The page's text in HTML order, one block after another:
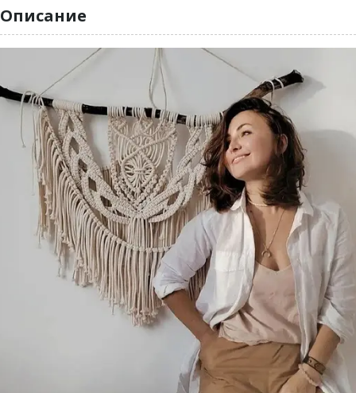
Описание